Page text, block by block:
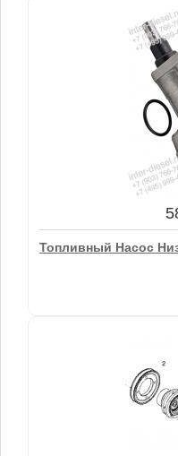
3100
Натяжной Ролик
Топливный Насос